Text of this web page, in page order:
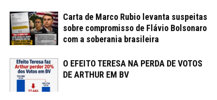
Carta de Marco Rubio levanta suspeitas
sobre compromisso de Flávio Bolsonaro
com a soberania brasileira
O EFEITO TERESA NA PERDA DE VOTOS
DE ARTHUR EM BV